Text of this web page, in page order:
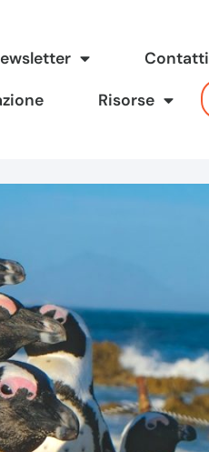
Contatti
Risorse